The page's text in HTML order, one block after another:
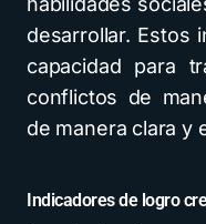
desarrollar. Estos
capacidad para
conflictos de
de manera clara y
Indicadores de logro